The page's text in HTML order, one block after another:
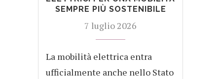
SEMPRE PIÙ SOSTENIBILE
7 luglio 2026
La mobilità elettrica entra
ufficialmente anche nello Stato